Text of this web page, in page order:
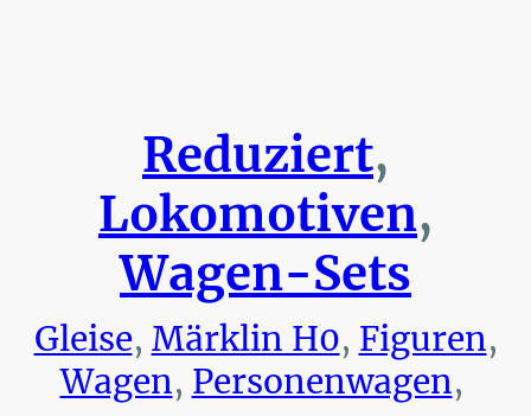
Reduziert,
Lokomotiven,
Wagen-Sets
Gleise, Märklin H0, Figuren,
Wagen, Personenwagen,